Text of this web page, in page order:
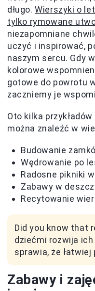
długo.Wierszyki o
tylko rymowane
niezapomniane
uczyć i inspirować,
naszym sercu. Gdy
kolorowe
gotowe do powrotu
zaczniemy je
Oto kilka
można znaleźć w
Budowanie
Wędrowanie po
Radosne pikniki
Zabawy w
Recytowanie
Did you know that
dziećmi rozwija
sprawia, że łatwiej
Zabawy i